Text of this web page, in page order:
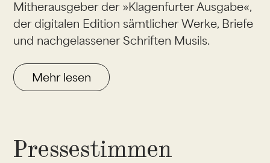
Mitherausgeber der »Klagenfurter Ausgabe«,
der digitalen Edition sämtlicher Werke, Briefe
und nachgelassener Schriften Musils.
Mehr lesen
Pressestimmen